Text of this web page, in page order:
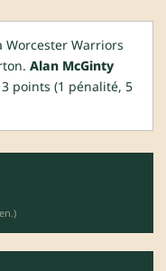
Worcester Warriors
Alan McGinty
points (1 pénalité, 5